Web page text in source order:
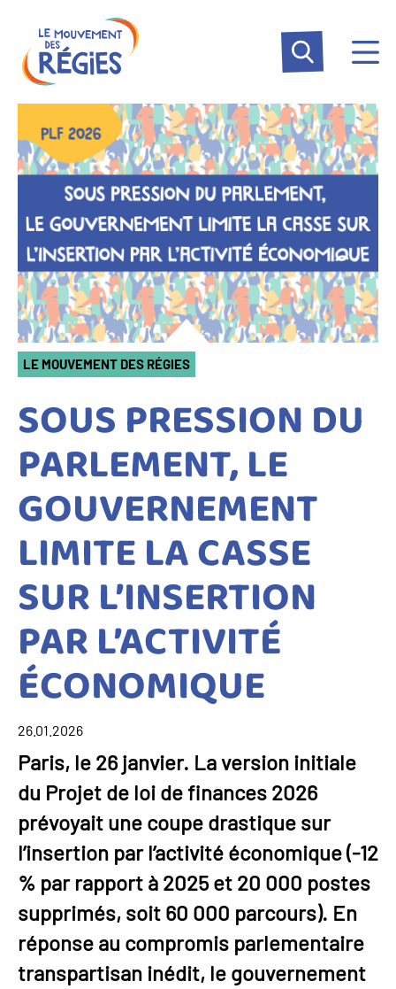
contenu
principal
LE MOUVEMENT DES RÉGIES
SOUS PRESSION DU
PARLEMENT, LE
GOUVERNEMENT
LIMITE LA CASSE
SUR L’INSERTION
PAR L’ACTIVITÉ
ÉCONOMIQUE
26.01.2026
Paris, le 26 janvier. La version initiale
du Projet de loi de finances 2026
prévoyait une coupe drastique sur
l’insertion par l’activité économique (-12
% par rapport à 2025 et 20 000 postes
supprimés, soit 60 000 parcours). En
réponse au compromis parlementaire
transpartisan inédit, le gouvernement